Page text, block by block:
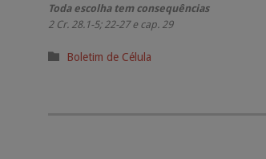
Toda escolha tem consequências
2 Cr. 28.1-5; 22-27 e cap. 29
 Categoria
Boletim de Célula